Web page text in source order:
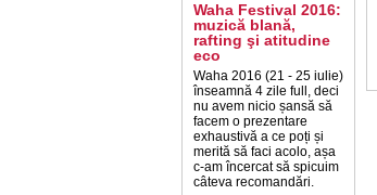
Waha Festival 2016:
muzică blană,
rafting şi atitudine
eco
Waha 2016 (21 - 25 iulie)
înseamnă 4 zile full, deci
nu avem nicio șansă să
facem o prezentare
exhaustivă a ce poți și
merită să faci acolo, așa
c-am încercat să spicuim
câteva recomandări.